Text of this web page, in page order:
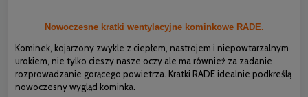
Nowoczesne kratki wentylacyjne kominkowe RADE.
Kominek, kojarzony zwykle z ciepłem, nastrojem i niepowtarzalnym
urokiem, nie tylko cieszy nasze oczy ale ma również za zadanie
rozprowadzanie gorącego powietrza. Kratki RADE idealnie podkreślą
nowoczesny wygląd kominka.